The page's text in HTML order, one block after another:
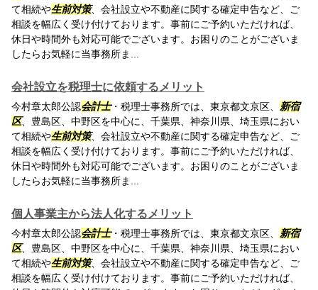
て相続や生前対策、会社設立や不動産に関する確定申告など、ご
相談を幅広く受け付けております。事前にご予約いただければ、
休日や時間外も対応可能でございます。お困りのことがございま
したらお気軽に当事務所ま...
会社設立を税理士に依頼するメリット
今村章太郎公認会計士・税理士事務所では、東京都文京区、 新宿
区、豊島区、中野区を中心に、千葉県、神奈川県、埼玉県におい
て相続や生前対策、会社設立や不動産に関する確定申告など、ご
相談を幅広く受け付けております。事前にご予約いただければ、
休日や時間外も対応可能でございます。お困りのことがございま
したらお気軽に当事務所ま...
個人事業主から法人化するメリット
今村章太郎公認会計士・税理士事務所では、東京都文京区、 新宿
区、豊島区、中野区を中心に、千葉県、神奈川県、埼玉県におい
て相続や生前対策、会社設立や不動産に関する確定申告など、ご
相談を幅広く受け付けております。事前にご予約いただければ、